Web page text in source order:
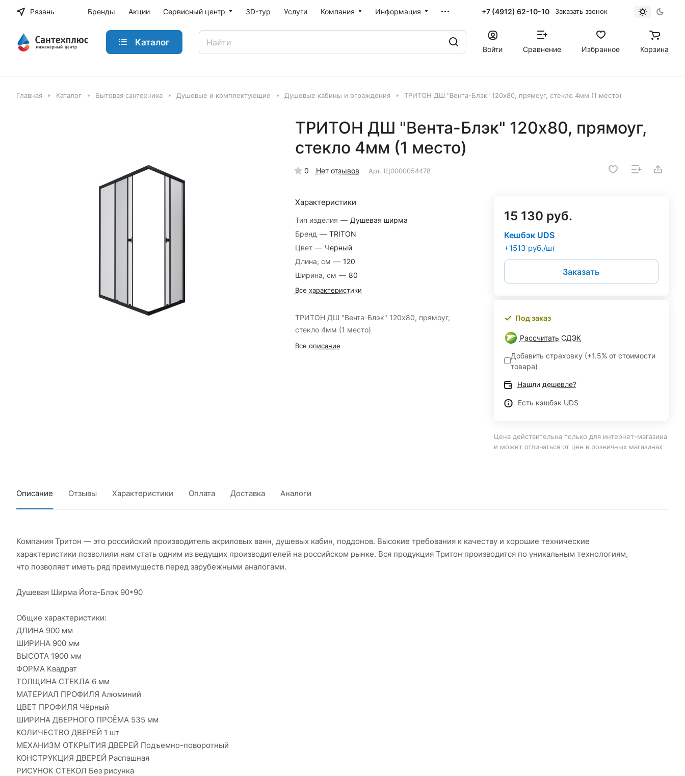
Рязань Бренды Акции Сервисный центр 3D-тур Услуги Компания Информация +7 (4912) 62-10-10 Заказать звонок
Каталог
Войти Сравнение Избранное Корзина
Главная Каталог Бытовая сантехника Душевые и комплектующие Душевые кабины и ограждения ТРИТОН ДШ "Вента-Блэк" 120х80, прямоуг, стекло 4мм (1 место)
ТРИТОН ДШ "Вента-Блэк" 120х80, прямоуг,
стекло 4мм (1 место)
0 Нет отзывов Арт. Щ0000054478
Характеристики
Тип изделия — Душевая ширма
Бренд — TRITON
Цвет — Черный
Длина, см — 120
Ширина, см — 80
Все характеристики
ТРИТОН ДШ "Вента-Блэк" 120х80, прямоуг,
стекло 4мм (1 место)
Все описание
15 130 руб.
Кешбэк UDS
+1513 руб./шт
Заказать
Под заказ
Рассчитать СДЭК
Добавить страховку (+1.5% от стоимости
товара)
Нашли дешевле?
Есть кэшбэк UDS
Цена действительна только для интернет-магазина
и может отличаться от цен в розничных магазинах
Описание Отзывы Характеристики Оплата Доставка Аналоги
Компания Тритон — это российский производитель акриловых ванн, душевых кабин, поддонов. Высокие требования к качеству и хорошие технические
характеристики позволили нам стать одним из ведущих производителей на российском рынке. Вся продукция Тритон производится по уникальным технологиям,
что позволяет иметь ряд преимуществ перед зарубежными аналогами.
Душевая Ширма Йота-Блэк 90*90
Общие характеристики:
ДЛИНА 900 мм
ШИРИНА 900 мм
ВЫСОТА 1900 мм
ФОРМА Квадрат
ТОЛЩИНА СТЕКЛА 6 мм
МАТЕРИАЛ ПРОФИЛЯ Алюминий
ЦВЕТ ПРОФИЛЯ Чёрный
ШИРИНА ДВЕРНОГО ПРОЁМА 535 мм
КОЛИЧЕСТВО ДВЕРЕЙ 1 шт
МЕХАНИЗМ ОТКРЫТИЯ ДВЕРЕЙ Подъемно-поворотный
КОНСТРУКЦИЯ ДВЕРЕЙ Распашная
РИСУНОК СТЕКОЛ Без рисунка